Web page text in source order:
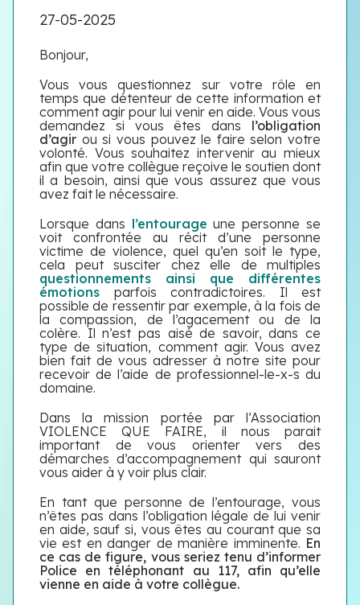
27-05-2025
Bonjour,
Vous vous questionnez sur votre rôle en
temps que détenteur de cette information et
comment agir pour lui venir en aide. Vous vous
demandez si vous êtes dans l’obligation
d’agir ou si vous pouvez le faire selon votre
volonté. Vous souhaitez intervenir au mieux
afin que votre collègue reçoive le soutien dont
il a besoin, ainsi que vous assurez que vous
avez fait le nécessaire.
Lorsque dans l’entourage une personne se
voit confrontée au récit d’une personne
victime de violence, quel qu’en soit le type,
cela peut susciter chez elle de multiples
questionnements ainsi que différentes
émotions parfois contradictoires. Il est
possible de ressentir par exemple, à la fois de
la compassion, de l’agacement ou de la
colère. Il n’est pas aisé de savoir, dans ce
type de situation, comment agir. Vous avez
bien fait de vous adresser à notre site pour
recevoir de l’aide de professionnel-le-x-s du
domaine.
Dans la mission portée par l’Association
VIOLENCE QUE FAIRE, il nous parait
important de vous orienter vers des
démarches d’accompagnement qui sauront
vous aider à y voir plus clair.
En tant que personne de l’entourage, vous
n’êtes pas dans l’obligation légale de lui venir
en aide, sauf si, vous êtes au courant que sa
vie est en danger de manière imminente. En
ce cas de figure, vous seriez tenu d’informer
Police en téléphonant au 117, afin qu’elle
vienne en aide à votre collègue.